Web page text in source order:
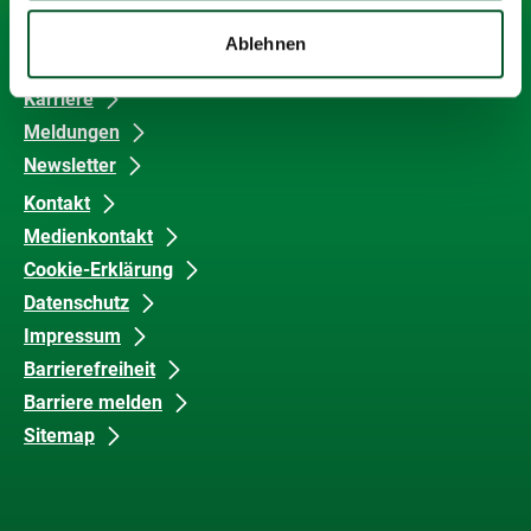
Ablehnen
Inhalte
Karriere
Meldungen
Newsletter
und
Kontakt
Medienkontakt
Cookie-Erklärung
Datenschutz
Impressum
Barrierefreiheit
Barriere melden
Sitemap